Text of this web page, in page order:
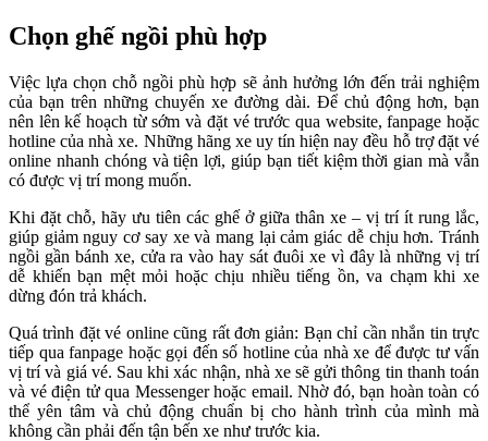
Chọn ghế ngồi phù hợp
Việc lựa chọn chỗ ngồi phù hợp sẽ ảnh hưởng lớn đến trải nghiệm
của bạn trên những chuyến xe đường dài. Để chủ động hơn, bạn
nên lên kế hoạch từ sớm và đặt vé trước qua website, fanpage hoặc
hotline của nhà xe. Những hãng xe uy tín hiện nay đều hỗ trợ đặt vé
online nhanh chóng và tiện lợi, giúp bạn tiết kiệm thời gian mà vẫn
có được vị trí mong muốn.
Khi đặt chỗ, hãy ưu tiên các ghế ở giữa thân xe – vị trí ít rung lắc,
giúp giảm nguy cơ say xe và mang lại cảm giác dễ chịu hơn. Tránh
ngồi gần bánh xe, cửa ra vào hay sát đuôi xe vì đây là những vị trí
dễ khiến bạn mệt mỏi hoặc chịu nhiều tiếng ồn, va chạm khi xe
dừng đón trả khách.
Quá trình đặt vé online cũng rất đơn giản: Bạn chỉ cần nhắn tin trực
tiếp qua fanpage hoặc gọi đến số hotline của nhà xe để được tư vấn
vị trí và giá vé. Sau khi xác nhận, nhà xe sẽ gửi thông tin thanh toán
và vé điện tử qua Messenger hoặc email. Nhờ đó, bạn hoàn toàn có
thể yên tâm và chủ động chuẩn bị cho hành trình của mình mà
không cần phải đến tận bến xe như trước kia.